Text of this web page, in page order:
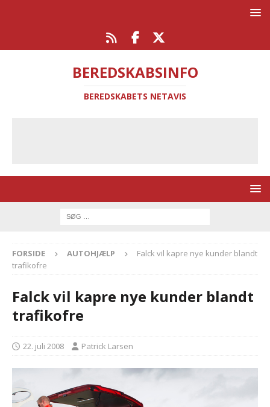
BEREDSKABSINFO
BEREDSKABETS NETAVIS
FORSIDE AUTOHJÆLP
Falck vil kapre nye kunder blandt
trafikofre
Falck vil kapre nye kunder blandt
trafikofre
22. juli 2008 Patrick Larsen